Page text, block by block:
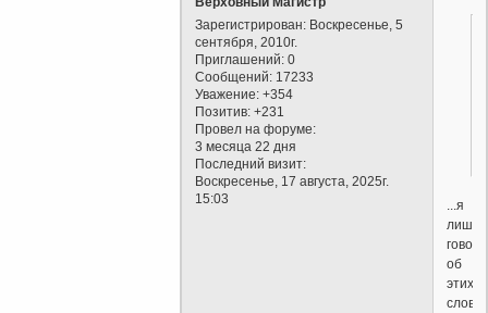
Зарегистрирован: Воскресенье, 5
сентября, 2010г.
Приглашений: 0
Сообщений: 17233
Уважение: +354
Позитив: +231
Провел на форуме:
3 месяца 22 дня
Последний визит:
Воскресенье, 17 августа, 2025г.
15:03
...я
лишь
об
этих